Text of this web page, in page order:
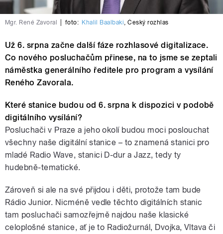
Mgr. René Zavoral foto: Khalil Baalbaki,Český rozhlas
Už 6. srpna začne další fáze rozhlasové digitalizace.
Co nového posluchačům přinese, na to jsme se zeptali
náměstka generálního ředitele pro program a vysílání
Reného Zavorala.
Které stanice budou od 6. srpna k dispozici v podobě
digitálního vysílání?
Posluchači v Praze a jeho okolí budou moci poslouchat
všechny naše digitální stanice – to znamená stanici pro
mladé Radio Wave, stanici D-dur a Jazz, tedy ty
hudebně-tematické.
Zároveň si ale na své přijdou i děti, protože tam bude
Rádio Junior. Nicméně vedle těchto digitálních stanic
tam posluchači samozřejmě najdou naše klasické
celoplošné stanice, ať je to Radiožurnál, Dvojka, Vltava či